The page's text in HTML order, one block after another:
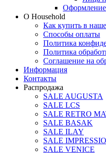
Оформление
О Household
Как купить в
Способы оплаты
Политика
Политика
Соглашение на
Информация
Контакты
Распродажа
SALE AUGUSTA
SALE LCS
SALE RETRO
SALE BASAK
SALE ILAY
SALE
SALE VENICE